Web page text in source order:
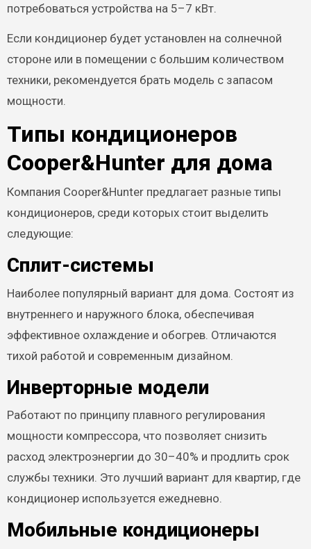
потребоваться устройства на 5–7 кВт.
Если кондиционер будет установлен на солнечной
стороне или в помещении с большим количеством
техники, рекомендуется брать модель с запасом
мощности.
Типы кондиционеров
Cooper&Hunter для дома
Компания Cooper&Hunter предлагает разные типы
кондиционеров, среди которых стоит выделить
следующие:
Сплит-системы
Наиболее популярный вариант для дома. Состоят из
внутреннего и наружного блока, обеспечивая
эффективное охлаждение и обогрев. Отличаются
тихой работой и современным дизайном.
Инверторные модели
Работают по принципу плавного регулирования
мощности компрессора, что позволяет снизить
расход электроэнергии до 30–40% и продлить срок
службы техники. Это лучший вариант для квартир, где
кондиционер используется ежедневно.
Мобильные кондиционеры